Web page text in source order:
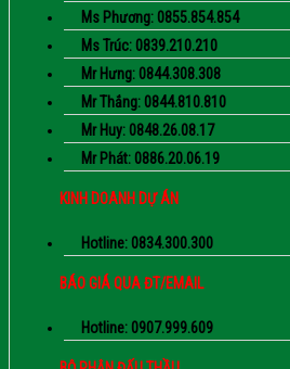
Ms Phương: 0855.854.854
Ms Trúc: 0839.210.210
Mr Hưng: 0844.308.308
Mr Thắng: 0844.810.810
Mr Huy: 0848.26.08.17
Mr Phát: 0886.20.06.19
KINH DOANH DỰ ÁN
Hotline: 0834.300.300
BÁO GIÁ QUA ĐT/EMAIL
Hotline: 0907.999.609